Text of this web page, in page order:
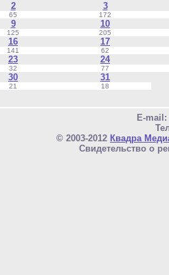
2 3
65 172
9 10
125 205
16 17
141 62
23 24
32 77
30 31
21 18
E-mail:
© 2003-2012 Квадра
Свидетельство о